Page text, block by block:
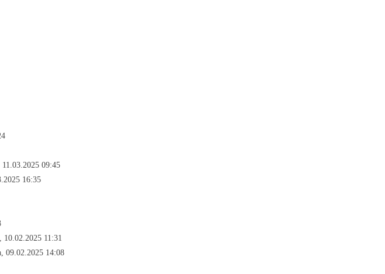
09:45
16:35
11:31
09.02.2025 14:08